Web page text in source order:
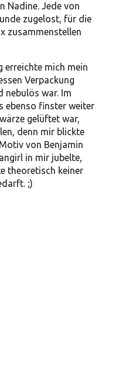
Nadine. Jede von
zugelost, für die
zusammenstellen
erreichte mich mein
Verpackung
nebulös war. Im
ebenso finster weiter
gelüftet war,
denn mir blickte
von Benjamin
in mir jubelte,
theoretisch keiner
;)